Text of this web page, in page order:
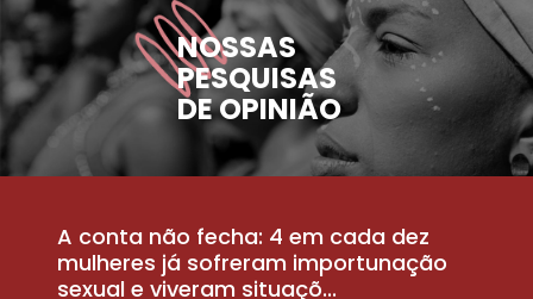
NOSSAS
PESQUISAS
DE OPINIÃO
A conta não fecha: 4 em cada dez
mulheres já sofreram importunação
sexual e viveram situaçõ...